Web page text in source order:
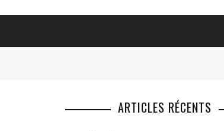
ARTICLES RÉCENTS